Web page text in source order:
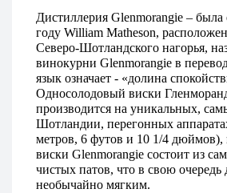
Дистиллерия Glenmorangie – была
году William Matheson,
Северо-Шотландского нагорья,
винокурни Glenmorangie в
язык означает - «долина
Односолодовый виски
производится на уникальных,
Шотландии, перегонных
метров, 6 футов и 10 1/4 дюймов),
виски Glenmorangie состоит из
чистых патов, что в свою очередь
необычайно мягким.